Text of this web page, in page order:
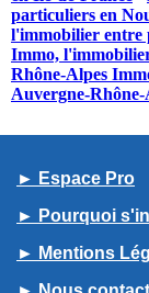
particuliers en
l'immobilier entre
Immo,
Rhône-Alpes
Auvergne-Rhône-
► Espace Pro
► Pourquoi
► Mentions